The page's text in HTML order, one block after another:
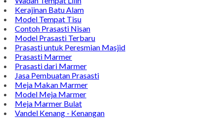
Kerajinan Batu Alam
Model Tempat Tisu
Contoh Prasasti Nisan
Model Prasasti Terbaru
Prasasti untuk Peresmian Masjid
Prasasti Marmer
Prasasti dari Marmer
Jasa Pembuatan Prasasti
Meja Makan Marmer
Model Meja Marmer
Meja Marmer Bulat
Vandel Kenang - Kenangan